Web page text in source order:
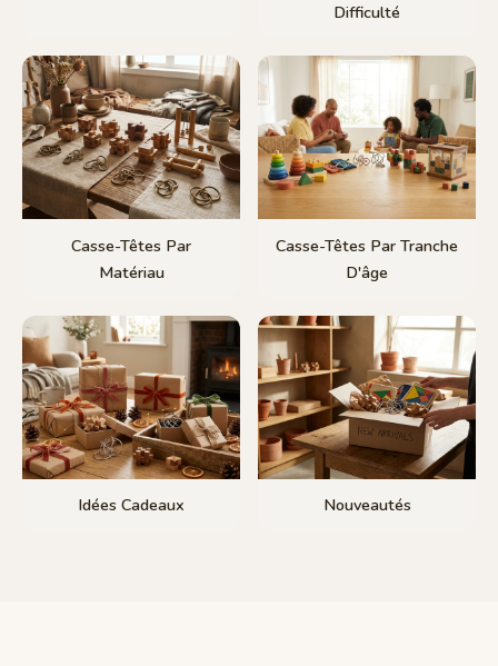
Difficulté
Casse-Têtes Par
Matériau
Casse-Têtes Par Tranche
D'âge
Idées Cadeaux Nouveautés